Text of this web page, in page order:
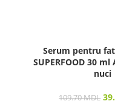
Serum pentru
SUPERFOOD 30
nuci
109.70MDL